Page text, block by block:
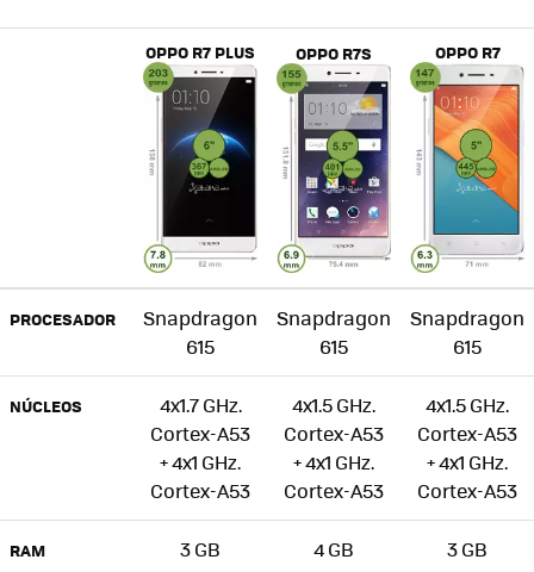
OPPO R7 PLUS OPPO R7S OPPO R7
PROCESADOR
Snapdragon
615
Snapdragon
615
Snapdragon
615
NÚCLEOS
4x1.7 GHz.
Cortex-A53
+ 4x1 GHz.
Cortex-A53
4x1.5 GHz.
Cortex-A53
+ 4x1 GHz.
Cortex-A53
4x1.5 GHz.
Cortex-A53
+ 4x1 GHz.
Cortex-A53
RAM 3 GB 4 GB 3 GB